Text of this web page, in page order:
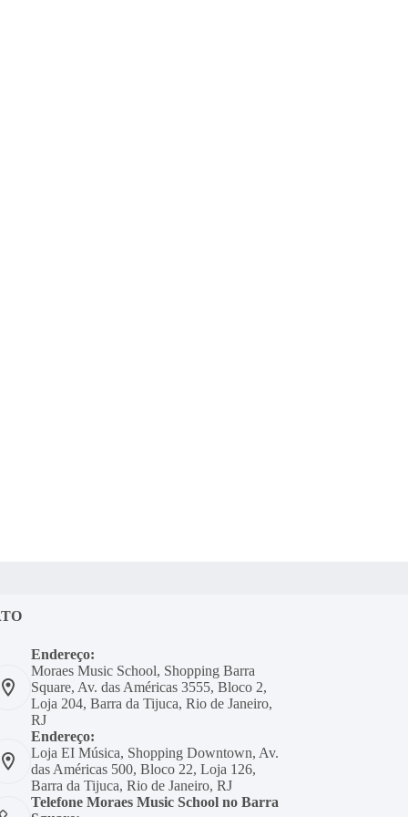
Endereço:
Moraes Music School, Shopping Barra
Square, Av. das Américas 3555, Bloco 2,
Loja 204, Barra da Tijuca, Rio de Janeiro,
RJ
Endereço:
Loja EI Música, Shopping Downtown, Av.
das Américas 500, Bloco 22, Loja 126,
Barra da Tijuca, Rio de Janeiro, RJ
Telefone Moraes Music School no Barra